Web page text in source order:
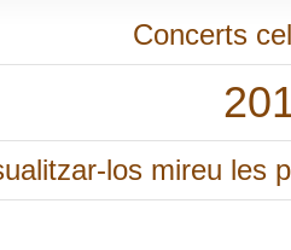
Concerts
los mireu les